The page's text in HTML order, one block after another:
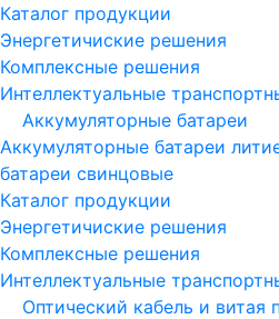
Каталог продукции
Энергетичиские решения
Комплексные решения
Интеллектуальные
Аккумуляторные батареи
Аккумуляторные батареи
батареи свинцовые
Каталог продукции
Энергетичиские решения
Комплексные решения
Интеллектуальные
Оптический кабель и витая